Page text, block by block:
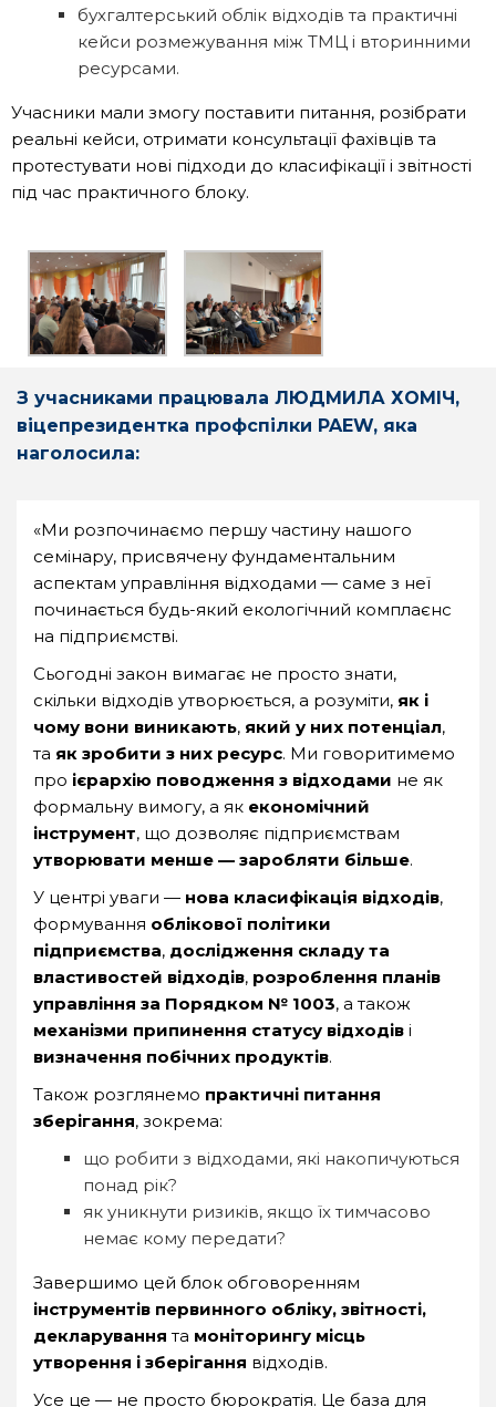
бухгалтерський облік відходів та практичні
кейси розмежування між ТМЦ і вторинними
ресурсами.
Учасники мали змогу поставити питання, розібрати
реальні кейси, отримати консультації фахівців та
протестувати нові підходи до класифікації і звітності
під час практичного блоку.
З учасниками працювала ЛЮДМИЛА ХОМІЧ,
віцепрезидентка профспілки PAEW, яка
наголосила:
«Ми розпочинаємо першу частину нашого
семінару, присвячену фундаментальним
аспектам управління відходами — саме з неї
починається будь-який екологічний комплаєнс
на підприємстві.
Сьогодні закон вимагає не просто знати,
скільки відходів утворюється, а розуміти, як і
чому вони виникають, який у них потенціал,
та як зробити з них ресурс. Ми говоритимемо
про ієрархію поводження з відходами не як
формальну вимогу, а як економічний
інструмент, що дозволяє підприємствам
утворювати менше — заробляти більше.
У центрі уваги — нова класифікація відходів,
формування облікової політики
підприємства, дослідження складу та
властивостей відходів, розроблення планів
управління за Порядком № 1003, а також
механізми припинення статусу відходів і
визначення побічних продуктів.
Також розглянемо практичні питання
зберігання, зокрема:
що робити з відходами, які накопичуються
понад рік?
як уникнути ризиків, якщо їх тимчасово
немає кому передати?
Завершимо цей блок обговоренням
інструментів первинного обліку, звітності,
декларування та моніторингу місць
утворення і зберігання відходів.
Усе це — не просто бюрократія. Це база для